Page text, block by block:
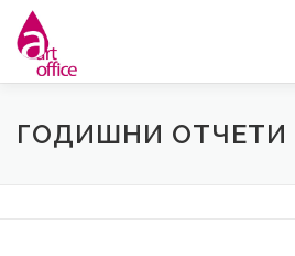
content
НАЧАЛО ЗА НАС НОВИНИ
ГОДИШНИ ОТЧЕТИ